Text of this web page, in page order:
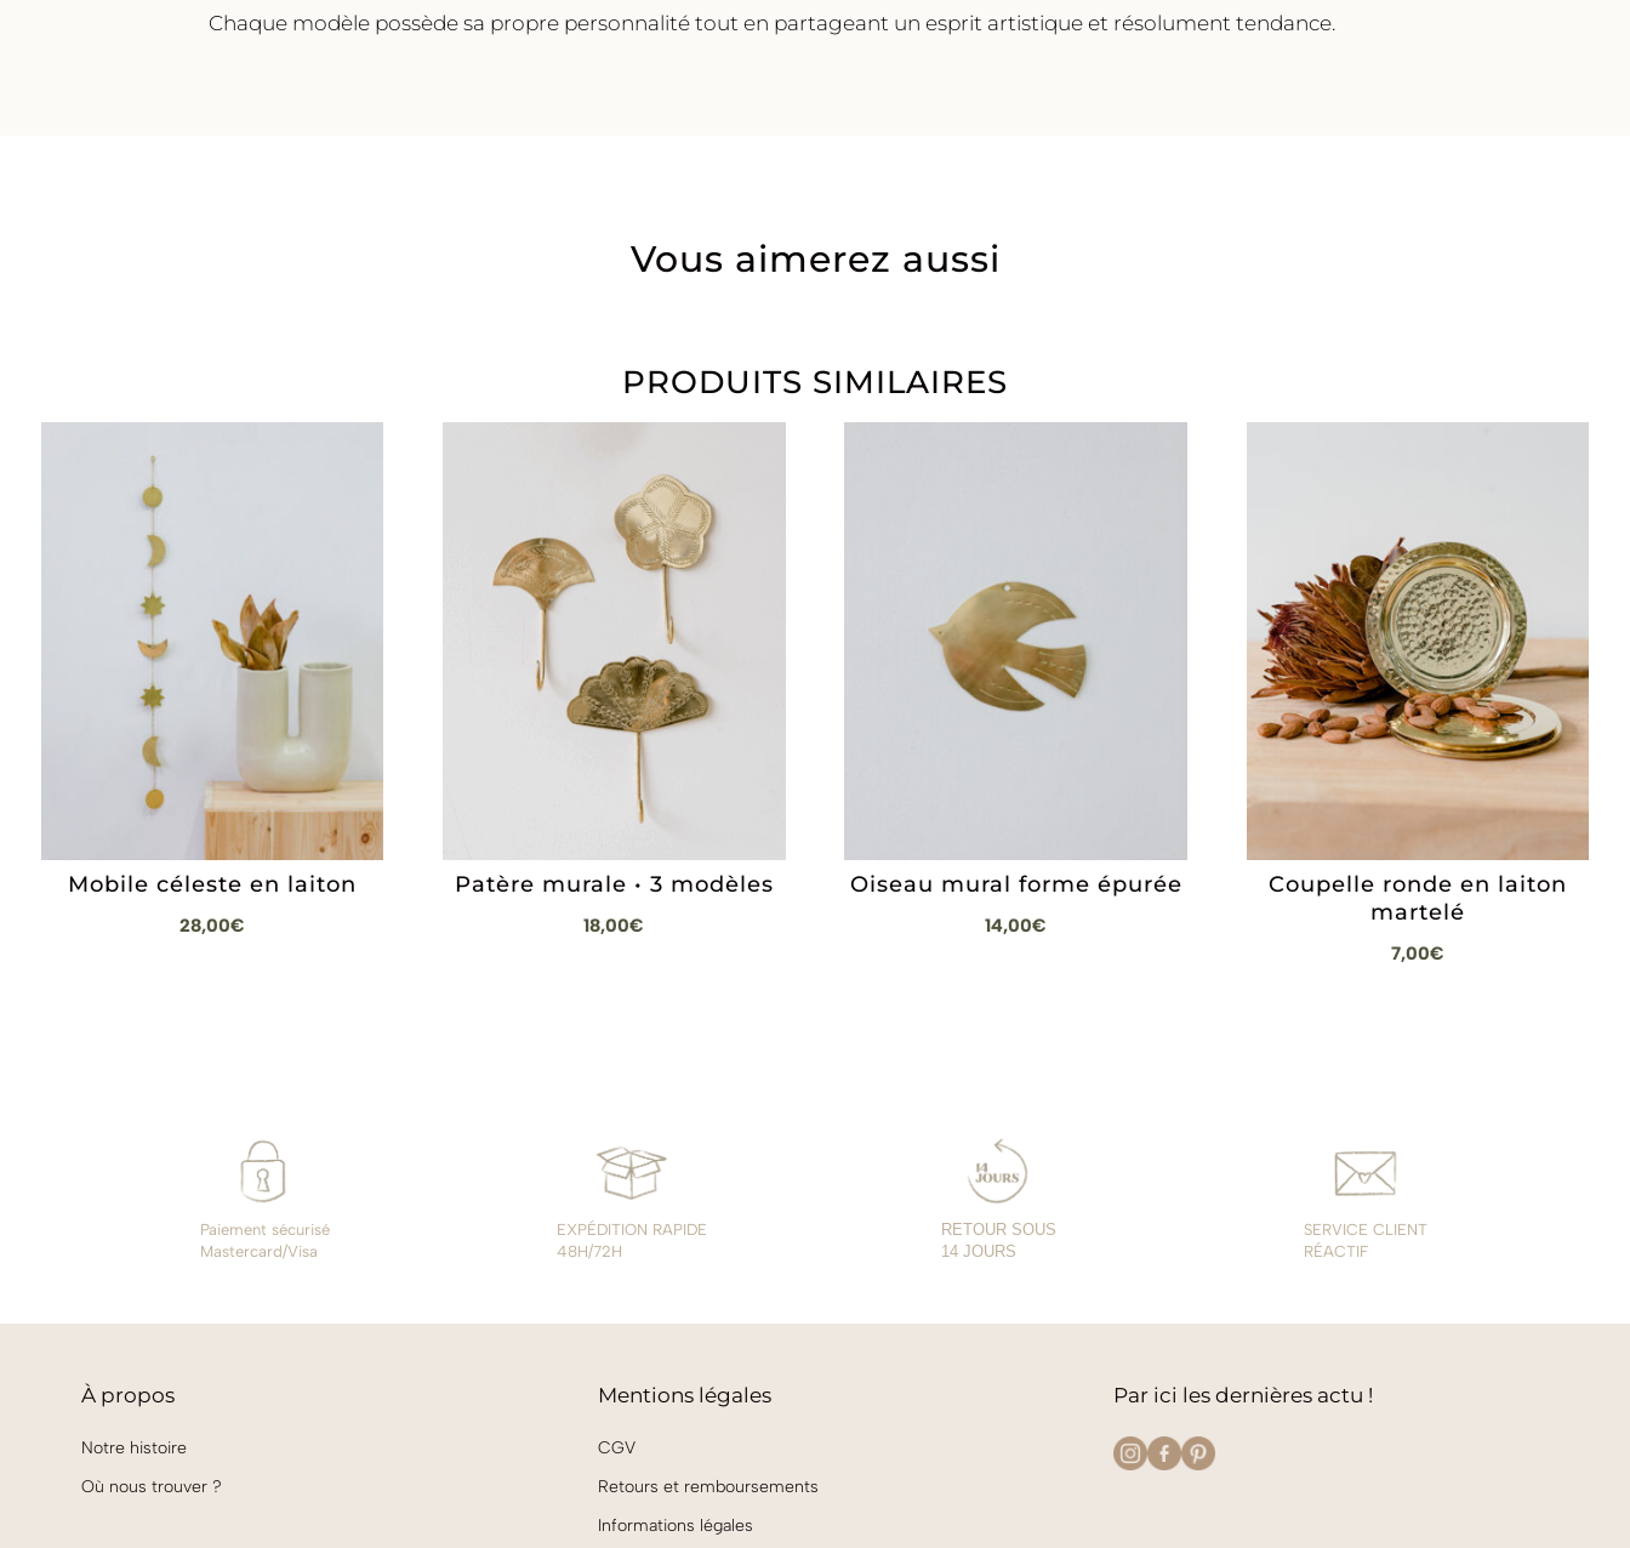
Chaque modèle possède sa propre personnalité tout en partageant un esprit artistique et résolument tendance.
Vous aimerez aussi
PRODUITS SIMILAIRES
Mobile céleste en laiton
28,00€
Patère murale • 3 modèles
18,00€
Oiseau mural forme épurée
14,00€
Coupelle ronde en laiton
martelé
7,00€
Paiement sécurisé
Mastercard/Visa
EXPÉDITION RAPIDE
48H/72H
RETOUR SOUS
14 JOURS
SERVICE CLIENT
RÉACTIF
À propos
Notre histoire
Où nous trouver ?
Mentions légales
CGV
Retours et remboursements
Informations légales
Par ici les dernières actu !